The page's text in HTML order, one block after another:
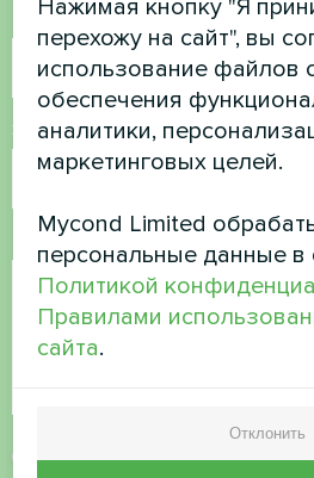
Номер телефона
Электронная почта
Комментарий
Принятьполитику
Нажимая кнопку "Я
перехожу на сайт", вы
использование файлов
обеспечения
аналитики,
маркетинговых целей.
Mycond Limited
персональные данные в
Политикой
Правилами
сайта.
Отклонить